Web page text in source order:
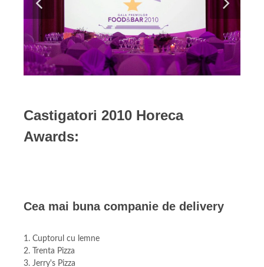
Castigatori 2010 Horeca
Awards:
Cea mai buna companie de delivery
1. Cuptorul cu lemne
2. Trenta Pizza
3. Jerry's Pizza